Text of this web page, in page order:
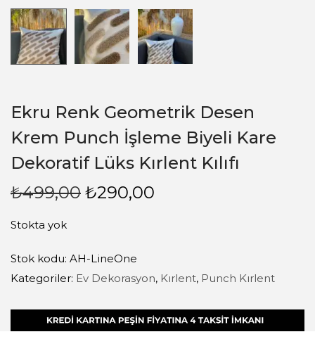
Ekru Renk Geometrik Desen
Krem Punch İşleme Biyeli Kare
Dekoratif Lüks Kırlent Kılıfı
₺499,00 ₺290,00
Stokta yok
Stok kodu: AH-LineOne
Kategoriler: Ev Dekorasyon, Kırlent, Punch Kırlent